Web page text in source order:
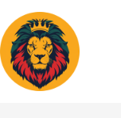
au
contenu